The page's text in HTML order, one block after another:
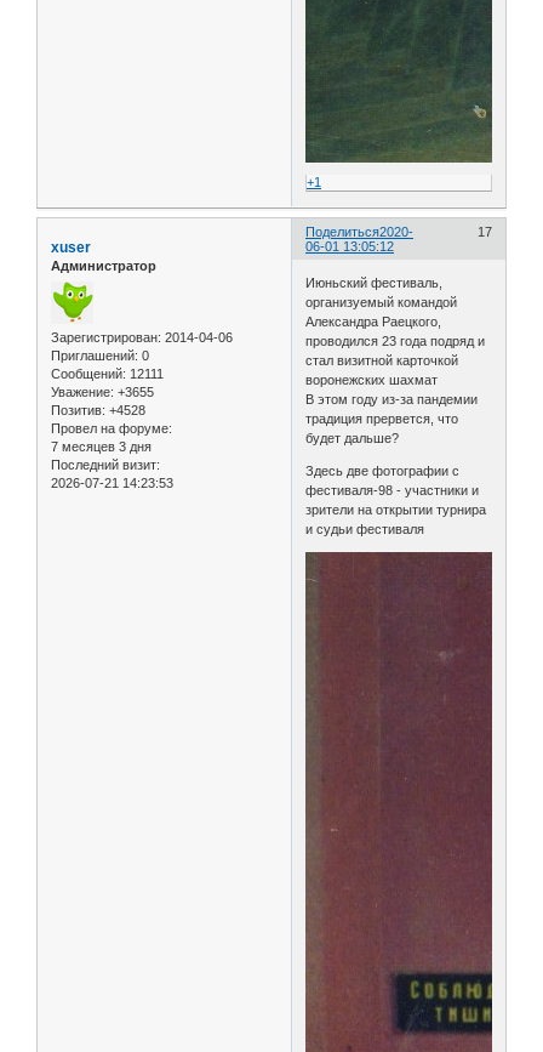
+1
Поделиться 17
2020-
06-01 13:05:12
xuser
Администратор
Зарегистрирован: 2014-04-06
Приглашений: 0
Сообщений: 12111
Уважение: +3655
Позитив: +4528
Провел на форуме:
7 месяцев 3 дня
Последний визит:
2026-07-21 14:23:53
Июньский фестиваль,
организуемый командой
Александра Раецкого,
проводился 23 года подряд и
стал визитной карточкой
воронежских шахмат
В этом году из-за пандемии
традиция прервется, что
будет дальше?
Здесь две фотографии с
фестиваля-98 - участники и
зрители на открытии турнира
и судьи фестиваля